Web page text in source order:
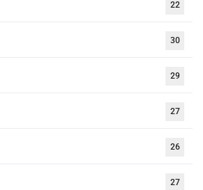
22
30
29
27
26
27